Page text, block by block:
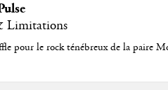
Limitations
pour le rock ténébreux de la paire